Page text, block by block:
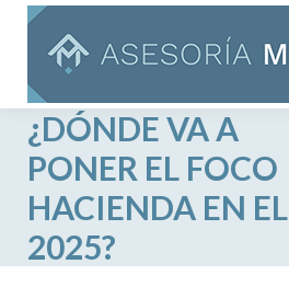
¿DÓNDE VA A
PONER EL FOCO
HACIENDA EN EL
2025?